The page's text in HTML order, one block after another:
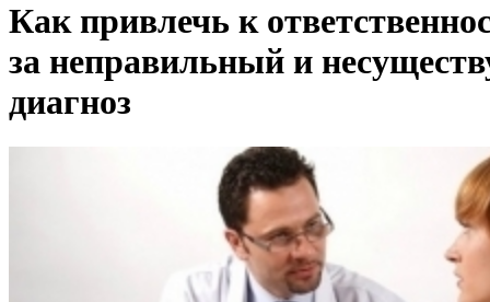
Как привлечь к
за неправильный и
диагноз